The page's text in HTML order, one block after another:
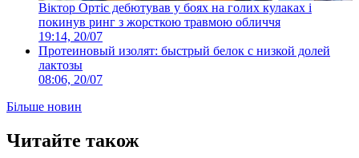
Віктор Ортіс дебютував у боях на голих кулаках і
покинув ринг з жорсткою травмою обличчя
19:14, 20/07
Протеиновый изолят: быстрый белок с низкой долей
лактозы
08:06, 20/07
Більше новин
Читайте також